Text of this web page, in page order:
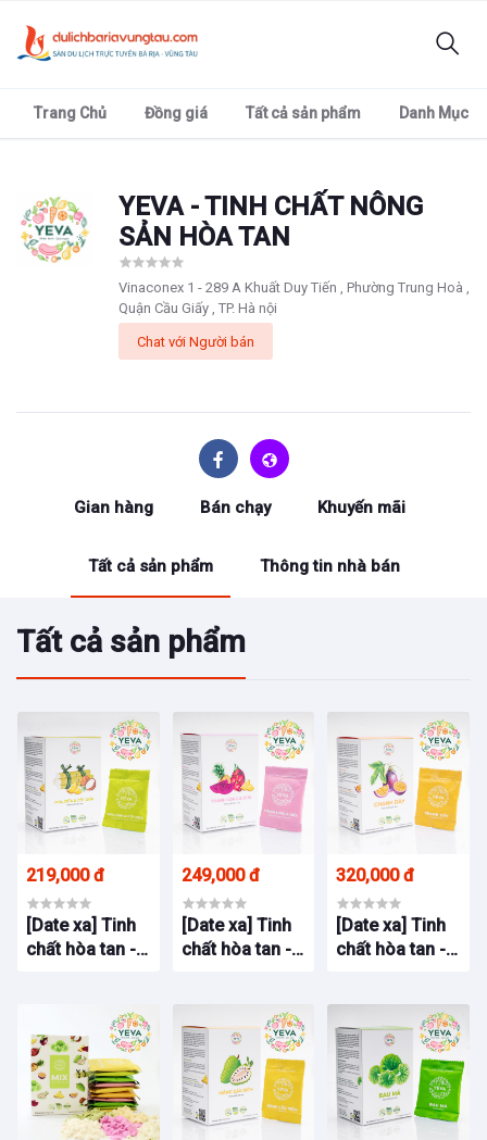
Trang Chủ Đồng giá Tất cả sản phẩm Danh Mục
YEVA - TINH CHẤT NÔNG
SẢN HÒA TAN
Vinaconex 1 - 289 A Khuất Duy Tiến , Phường Trung Hoà ,
Quận Cầu Giấy , TP. Hà nội
Chat với Người bán
Gian hàng Bán chạy Khuyến mãi
Tất cả sản phẩm Thông tin nhà bán
Tất cả sản phẩm
219,000 đ
[Date xa] Tinh
chất hòa tan -
249,000 đ
[Date xa] Tinh
chất hòa tan -
20 gói
320,000 đ
[Date xa] Tinh
chất hòa tan -